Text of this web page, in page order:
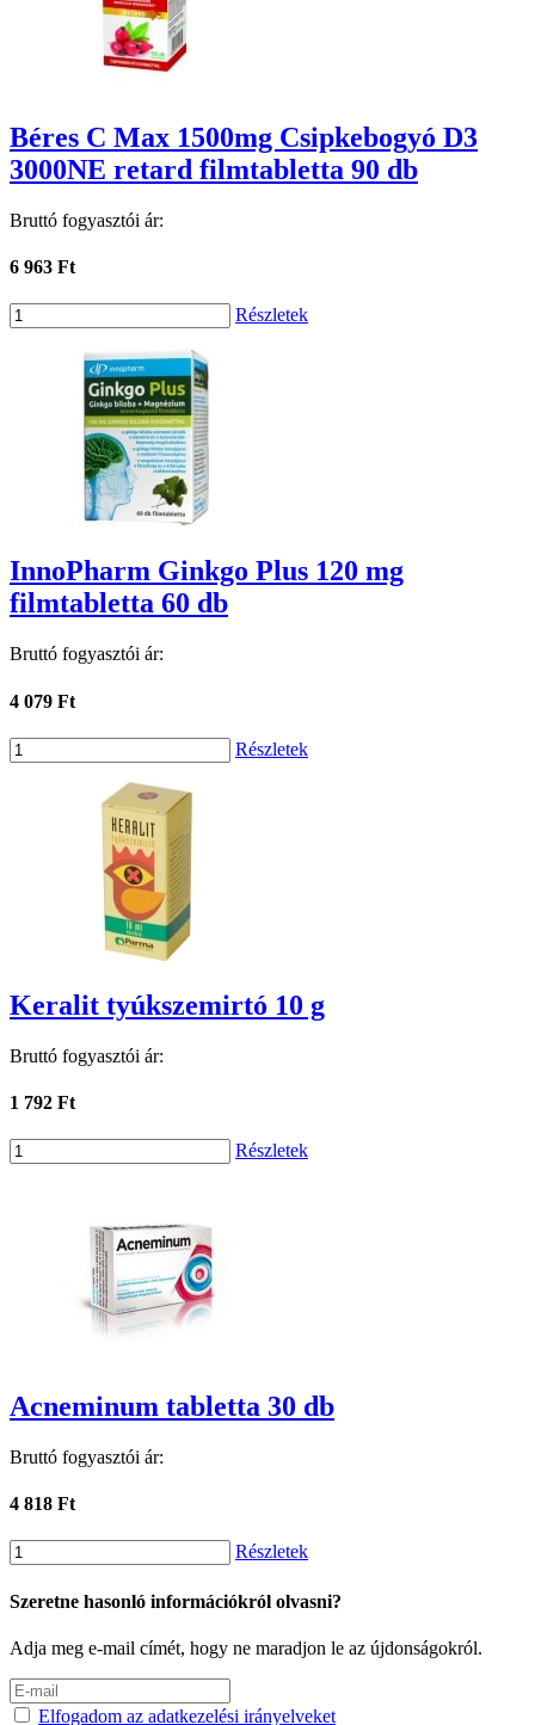
Béres C Max 1500mg Csipkebogyó D3
3000NE retard filmtabletta 90 db
Bruttó fogyasztói ár:
6 963 Ft
Részletek
InnoPharm Ginkgo Plus 120 mg
filmtabletta 60 db
Bruttó fogyasztói ár:
4 079 Ft
Részletek
Keralit tyúkszemirtó 10 g
Bruttó fogyasztói ár:
1 792 Ft
Részletek
Acneminum tabletta 30 db
Bruttó fogyasztói ár:
4 818 Ft
Részletek
Szeretne hasonló információkról olvasni?
Adja meg e-mail címét, hogy ne maradjon le az újdonságokról.
Elfogadom az adatkezelési irányelveket